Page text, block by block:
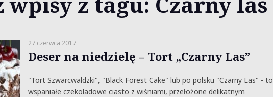
27 czerwca 2017
Deser na niedzielę – Tort „Czarny Las”
"Tort Szwarcwaldzki", "Black Forest Cake" lub po polsku "Czarny Las" - to
wspaniałe czekoladowe ciasto z wiśniami, przełożone delikatnym